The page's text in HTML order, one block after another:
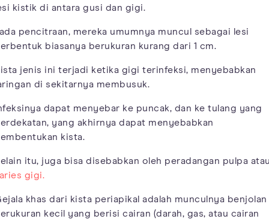
kistik di antara gusi dan gigi.
pencitraan, mereka umumnya muncul sebagai lesi
biasanya berukuran kurang dari 1 cm.
jenis ini terjadi ketika gigi terinfeksi, menyebabkan
di sekitarnya membusuk.
dapat menyebar ke puncak, dan ke tulang yang
yang akhirnya dapat menyebabkan
kista.
itu, juga bisa disebabkan oleh peradangan pulpa
gigi.
khas dari kista periapikal adalah munculnya benjolan
kecil yang berisi cairan (darah, gas, atau cairan